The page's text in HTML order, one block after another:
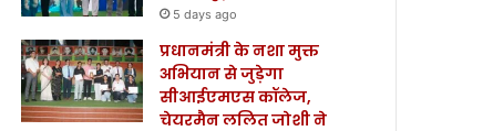
5 days ago
प्रधानमंत्री के नशा मुक्त
अभियान से जुड़ेगा
सीआईएमएस कॉलेज,
चेयरमैन ललित जोशी ने